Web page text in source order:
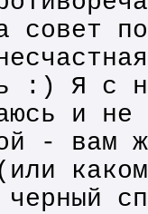
совет
:) Я с
и
- вам